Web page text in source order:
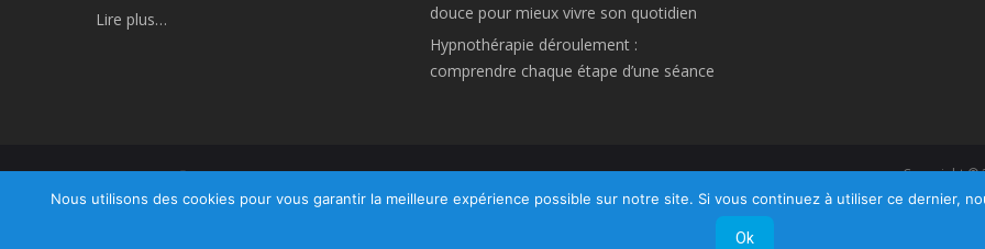
Lire plus…
douce pour mieux vivre son quotidien
Hypnothérapie déroulement :
comprendre chaque étape d’une séance
Copyright ©
Privium – Des services qui soutiennent vos
Nous utilisons des cookies pour vous garantir la meilleure expérience possible sur notre site. Si vous continuez à utiliser ce dernier,
Ok